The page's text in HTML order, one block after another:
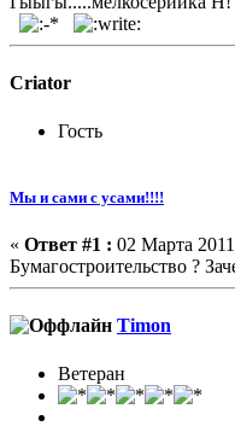
Criator
Гость
Мы и сами с усами!!!!
« Ответ #1 : 02 Марта
Бумагостроительство ?
Timon
Ветеран